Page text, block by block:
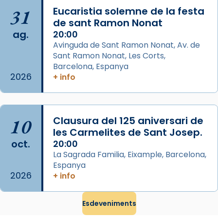
comitè organitzador de la visita apostòlica
del Sant Pare Lleó XIV a Barcelona, i als
col·laboradors, a la Catedral de Barcelona.
L’arquebisbe de Barcelona, el cardenal Joan
Josep Omella, ha presidit la missa i l’ha
concelebrat el bisbe auxiliar de Barcelona,
Mons. David Abadías.
📸 Dr. G. Simón
Photo
View on Facebook Share
Arquebisbat de Barcelona
2 weeks ago
Memòria de les santes Juliana i
Semproniana, verges i màrtirs.
31
ag.
2026
Eucaristia solemne de la festa
de sant Ramon Nonat
20:00
Avinguda de Sant Ramon Nonat, Av. de
Sant Ramon Nonat, Les Corts,
Barcelona, Espanya
+ info
10
oct.
2026
Clausura del 125 aniversari de
les Carmelites de Sant Josep.
20:00
La Sagrada Familia, Eixample, Barcelona,
Espanya
+ info
Esdeveniments